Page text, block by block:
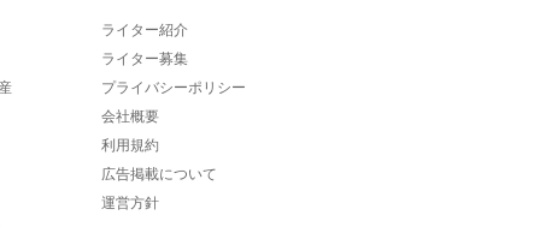
ライター紹介
ライター募集
プライバシーポリシー
会社概要
利用規約
広告掲載について
運営方針